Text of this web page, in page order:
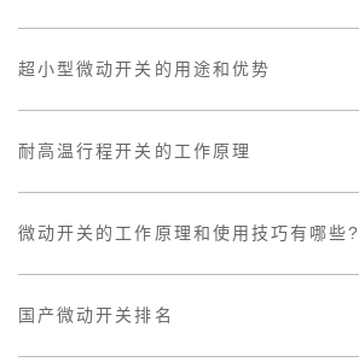
超小型微动开关的用途和优势
耐高温行程开关的工作原理
微动开关的工作原理和使用技巧有哪些?
国产微动开关排名